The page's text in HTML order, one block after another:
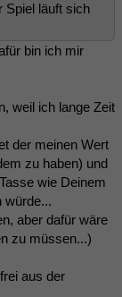
Spiel läuft sich
bin ich mir
weil ich lange Zeit
der meinen Wert
zu haben) und
wie Deinem
würde...
aber dafür wäre
zu müssen...)
aus der